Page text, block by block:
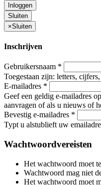
Inloggen
Sluiten
×Sluiten
Inschrijven
Gebruikersnaam *
Toegestaan zijn: letters,
E-mailadres *
Geef een geldig e-mailadres
aanvragen of als u nieuws of
Bevestig e-mailadres *
Typt u alstublieft uw
Wachtwoordvereisten
Het wachtwoord moet
Wachtwoord mag niet
Het wachtwoord moet